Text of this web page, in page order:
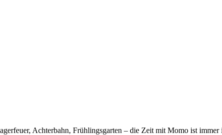
Achterbahn, Frühlingsgarten – die Zeit mit Momo ist